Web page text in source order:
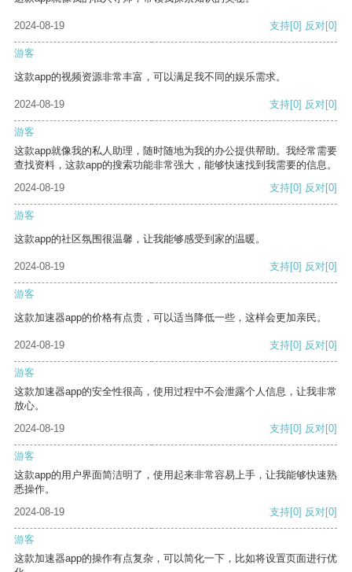
2024-08-19 支持[0] 反对[0]
游客
这款app的视频资源非常丰富，可以满足我不同的娱乐需求。
2024-08-19 支持[0] 反对[0]
游客
这款app就像我的私人助理，随时随地为我的办公提供帮助。我经常需要
查找资料，这款app的搜索功能非常强大，能够快速找到我需要的信息。
2024-08-19
支持[0] 反对[0]
游客
这款app的社区氛围很温馨，让我能够感受到家的温暖。
2024-08-19 支持[0] 反对[0]
游客
这款加速器app的价格有点贵，可以适当降低一些，这样会更加亲民。
2024-08-19 支持[0] 反对[0]
游客
这款加速器app的安全性很高，使用过程中不会泄露个人信息，让我非常
放心。
2024-08-19
支持[0] 反对[0]
游客
这款app的用户界面简洁明了，使用起来非常容易上手，让我能够快速熟
悉操作。
2024-08-19
支持[0] 反对[0]
游客
这款加速器app的操作有点复杂，可以简化一下，比如将设置页面进行优